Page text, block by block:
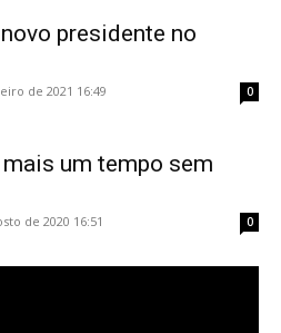
presidente no
de 2021 16:49 0
um tempo sem
de 2020 16:51 0